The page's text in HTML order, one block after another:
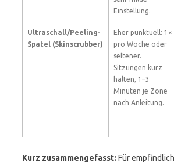
Einstellung.
Ultraschall/Peeling-
Spatel (Skinscrubber)
Eher punktuell: 1×
pro Woche oder
seltener.
Sitzungen kurz
halten, 1–3
Minuten je Zone
nach Anleitung.
Kurz zusammengefasst: Für